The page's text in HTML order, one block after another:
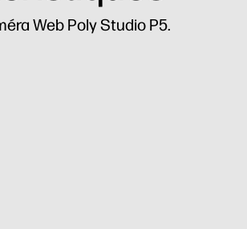
Web Poly Studio P5.